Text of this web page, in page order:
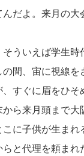
だよ。来月の大
そういえば学生
の間、宙に視線を
すぐに眉をひそ
から来月頭まで大
こに子供が生ま
と代理を頼まれ